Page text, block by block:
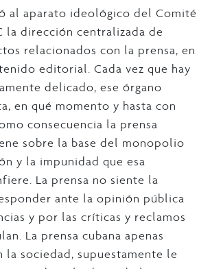
al aparato ideológico del Comité
la dirección centralizada de
relacionados con la prensa, en
editorial. Cada vez que hay
delicado, ese órgano
en qué momento y hasta con
consecuencia la prensa
sobre la base del monopolio
y la impunidad que esa
La prensa no siente la
ante la opinión pública
y por las críticas y reclamos
La prensa cubana apenas
la sociedad, supuestamente le